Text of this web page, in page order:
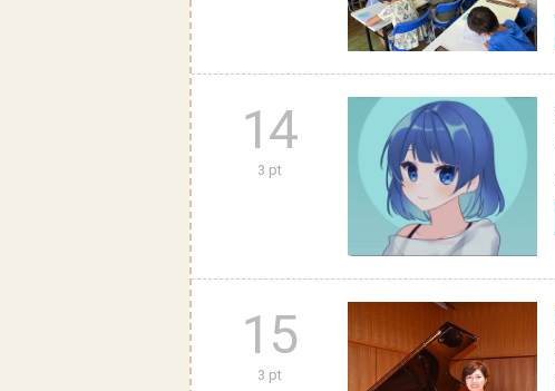
14
3 pt
15
3 pt